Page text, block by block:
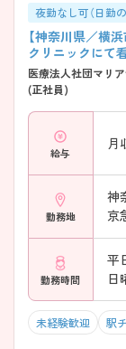
夜勤なし可（日勤の
【神奈川県／横
クリニックにて
医療法人社団マリ
(正社員)
給与
月
勤務地
神
京
勤務時間
日
未経験歓迎 駅